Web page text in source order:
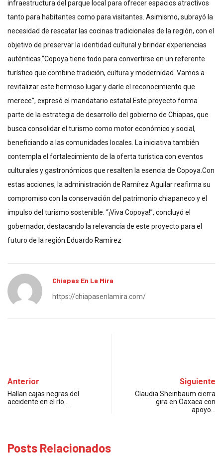
infraestructura del parque local para ofrecer espacios atractivos
tanto para habitantes como para visitantes. Asimismo, subrayó la
necesidad de rescatar las cocinas tradicionales de la región, con el
objetivo de preservar la identidad cultural y brindar experiencias
auténticas.“Copoya tiene todo para convertirse en un referente
turístico que combine tradición, cultura y modernidad. Vamos a
revitalizar este hermoso lugar y darle el reconocimiento que
merece”, expresó el mandatario estatal.Este proyecto forma
parte de la estrategia de desarrollo del gobierno de Chiapas, que
busca consolidar el turismo como motor económico y social,
beneficiando a las comunidades locales. La iniciativa también
contempla el fortalecimiento de la oferta turística con eventos
culturales y gastronómicos que resalten la esencia de Copoya.Con
estas acciones, la administración de Ramírez Aguilar reafirma su
compromiso con la conservación del patrimonio chiapaneco y el
impulso del turismo sostenible. “¡Viva Copoya!”, concluyó el
gobernador, destacando la relevancia de este proyecto para el
futuro de la región.Eduardo Ramírez
Chiapas En La Mira
https://chiapasenlamira.com/
Anterior
Hallan cajas negras del
accidente en el río…
Siguiente
Claudia Sheinbaum cierra
gira en Oaxaca con
apoyo…
Posts Relacionados